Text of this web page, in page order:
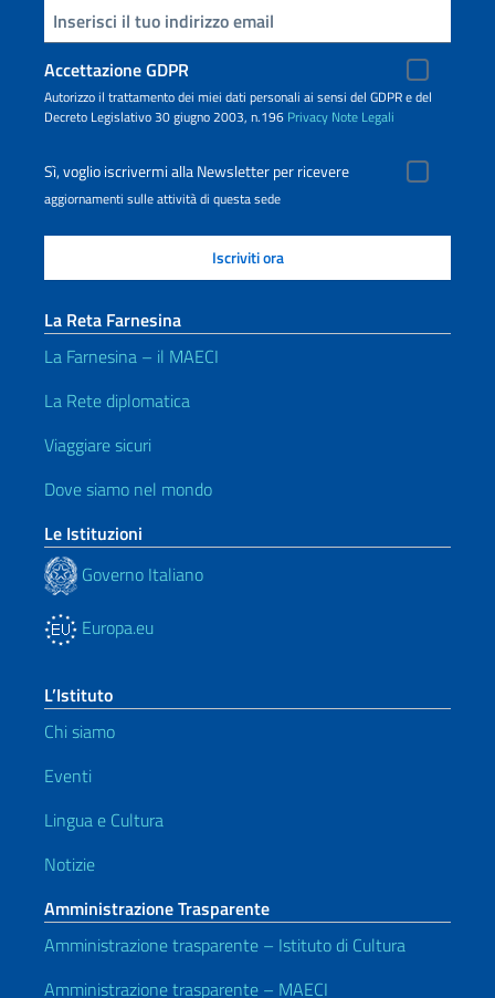
Inserisci la tua email
Accettazione GDPR
Autorizzo il trattamento dei miei dati personali ai sensi del GDPR e del
Decreto Legislativo 30 giugno 2003, n.196 Privacy Note Legali
Sì, voglio iscrivermi alla Newsletter per ricevere
aggiornamenti sulle attività di questa sede
La Reta Farnesina
La Farnesina – il MAECI
La Rete diplomatica
Viaggiare sicuri
Dove siamo nel mondo
Le Istituzioni
Governo Italiano
Europa.eu
L’Istituto
Chi siamo
Eventi
Lingua e Cultura
Notizie
Amministrazione Trasparente
Amministrazione trasparente – Istituto di Cultura
Amministrazione trasparente – MAECI